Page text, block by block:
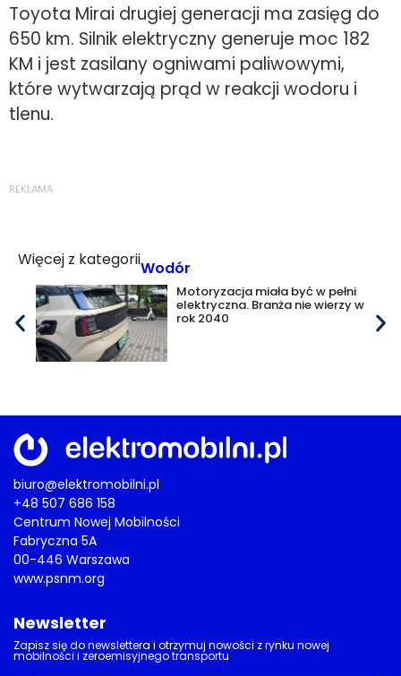
Toyota Mirai drugiej generacji ma zasięg do
650 km. Silnik elektryczny generuje moc 182
KM i jest zasilany ogniwami paliwowymi,
które wytwarzają prąd w reakcji wodoru i
tlenu.
REKLAMA
Więcej z kategoriiWodór
Motoryzacja miała być w pełni
elektryczna. Branża nie wierzy w
rok 2040
biuro@elektromobilni.pl
+48 507 686 158
Centrum Nowej Mobilności
Fabryczna 5A
00-446 Warszawa
www.psnm.org
Newsletter
Zapisz się do newslettera i otrzymuj nowości z rynku nowej
mobilności i zeroemisyjnego transportu